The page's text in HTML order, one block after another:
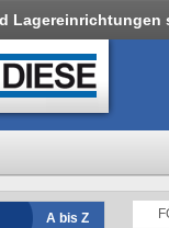
Lagereinrichtungen
A bis Z